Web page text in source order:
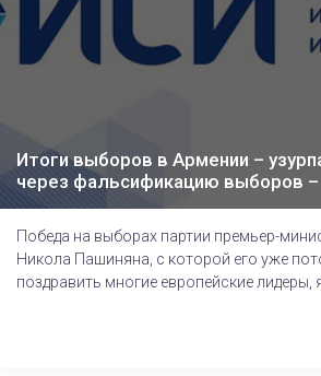
Итоги выборов в Армении –
через фальсификацию выборов
Победа на выборах партии премьер-
Никола Пашиняна, с которой его уже
поздравить многие европейские лидеры,